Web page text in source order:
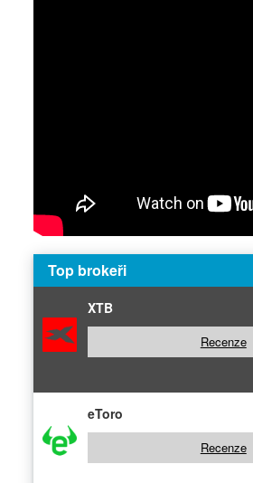
Top brokeři
XTB
Recenze
eToro
Recenze